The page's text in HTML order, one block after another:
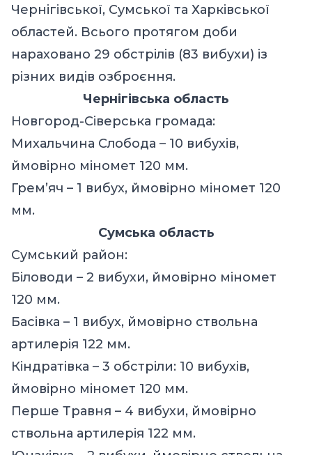
Чернігівської, Сумської та Харківської
областей. Всього протягом доби
нараховано 29 обстрілів (83 вибухи) із
різних видів озброєння.
Чернігівська область
Новгород-Сіверська громада:
Михальчина Слобода – 10 вибухів,
ймовірно міномет 120 мм.
Грем’яч – 1 вибух, ймовірно міномет 120
мм.
Сумська область
Сумський район:
Біловоди – 2 вибухи, ймовірно міномет
120 мм.
Басівка – 1 вибух, ймовірно ствольна
артилерія 122 мм.
Кіндратівка – 3 обстріли: 10 вибухів,
ймовірно міномет 120 мм.
Перше Травня – 4 вибухи, ймовірно
ствольна артилерія 122 мм.